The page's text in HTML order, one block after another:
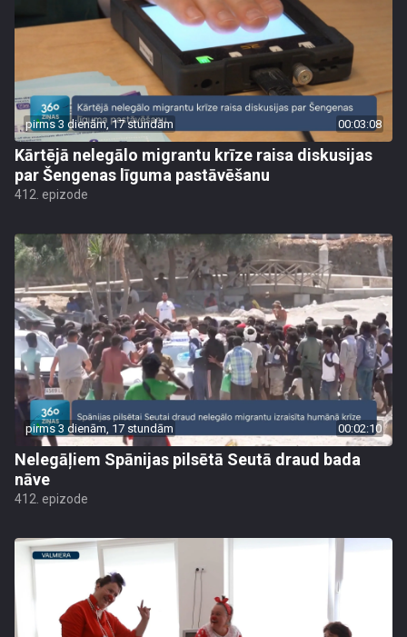
pirms 3 dienām, 17 stundām 00:03:08
Kārtējā nelegālo migrantu krīze raisa diskusijas
par Šengenas līguma pastāvēšanu
412. epizode
pirms 3 dienām, 17 stundām 00:02:10
Nelegāļiem Spānijas pilsētā Seutā draud bada
nāve
412. epizode